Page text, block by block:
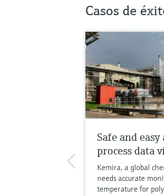
Casos de
Safe and easy
process data
Kemira, a global
needs accurate
temperature for